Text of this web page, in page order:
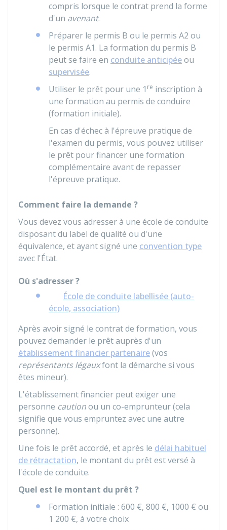
compris lorsque le contrat prend la forme
d'un avenant.
Préparer le permis B ou le permis A2 ou
le permis A1. La formation du permis B
peut se faire en conduite anticipéeou
supervisée.
Utiliser le prêt pour une 1 re inscription à
une formation au permis de conduire
(formation initiale).
En cas d'échec à l'épreuve pratique de
l'examen du permis, vous pouvez utiliser
le prêt pour financer une formation
complémentaire avant de repasser
l'épreuve pratique.
Comment faire la demande ?
Vous devez vous adresser à une école de conduite
disposant du label de qualité ou d'une
équivalence, et ayant signé une convention type
avec l'État.
Où s'adresser ?
École de conduite labellisée (auto-
école, association)
Après avoir signé le contrat de formation, vous
pouvez demander le prêt auprès d'un
établissement financier partenaire(vos
représentants légauxfont la démarche si vous
êtes mineur).
L'établissement financier peut exiger une
personne cautionou un co-emprunteur (cela
signifie que vous empruntez avec une autre
personne).
Une fois le prêt accordé, et après le délai habituel
de rétractation, le montant du prêt est versé à
l'école de conduite.
Quel est le montant du prêt ?
Formation initiale : 600 €, 800 €, 1000 € ou
1 200 €, à votre choix